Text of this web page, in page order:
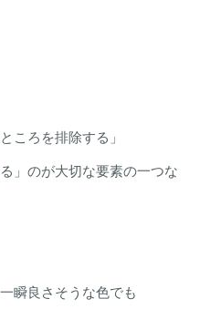
ころを排除する」
」のが大切な要素の一つな
瞬良さそうな色でも